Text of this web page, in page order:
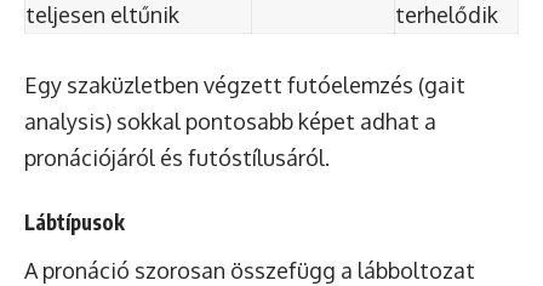
teljesen eltűnik
terhelődik
Egy szaküzletben végzett futóelemzés (gait
analysis) sokkal pontosabb képet adhat a
pronációjáról és futóstílusáról.
Lábtípusok
A pronáció szorosan összefügg a lábboltozat